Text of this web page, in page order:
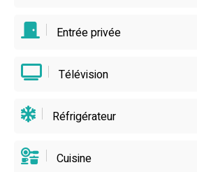
Entrée privée
Télévision
Réfrigérateur
Cuisine